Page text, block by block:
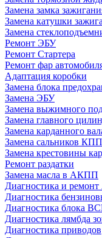
Замена замка
Замена катушки
Замена
Ремонт ЭБУ
Ремонт Стартера
Ремонт фар
Адаптация коробки
Замена блока
Замена ЭБУ
Замена выжимного
Замена главного
Замена карданного
Замена сальников КПП
Замена крестовины
Ремонт раздатки
Замена масла в АКПП
Диагностика и
Диагностика
Диагностика блока
Диагностика лямбда
Диагностика приводов